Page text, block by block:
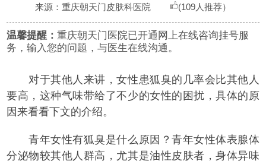
来源：重庆朝天门皮肤科医院 (109人推荐）
温馨提醒：重庆朝天门医院已开通网上在线咨询挂号服
务，输入您的问题，与医生在线沟通。
对于其他人来讲，女性患狐臭的几率会比其他人
要高，这种气味带给了不少的女性的困扰，具体的原
因来看看下文的介绍。
青年女性有狐臭是什么原因？青年女性体表腺体
分泌物较其他人群高，尤其是油性皮肤者，身体异味